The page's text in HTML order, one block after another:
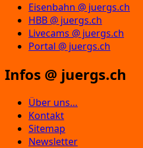
Eisenbahn @ juergs.ch
HBB @ juergs.ch
Livecams @ juergs.ch
Portal @ juergs.ch
Infos @ juergs.ch
Über uns…
Kontakt
Sitemap
Newsletter